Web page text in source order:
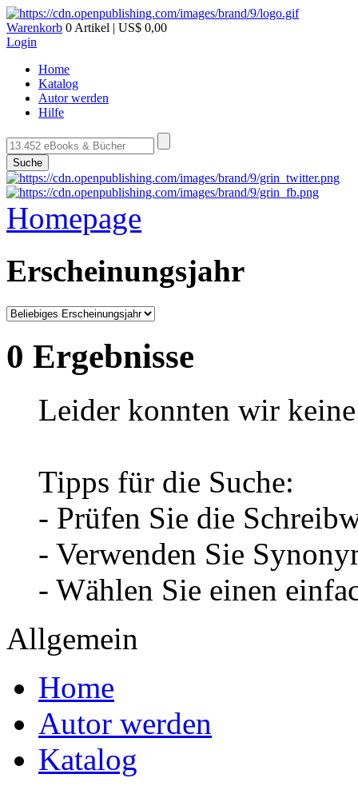
Warenkorb 0 Artikel | US$ 0,00
Login
Home
Katalog
Autor werden
Hilfe
Suche
Homepage
Erscheinungsjahr
0 Ergebnisse
Leider konnten wir
Tipps für die Suche:
- Prüfen Sie die
- Verwenden Sie
- Wählen Sie einen
Allgemein
Home
Autor werden
Katalog